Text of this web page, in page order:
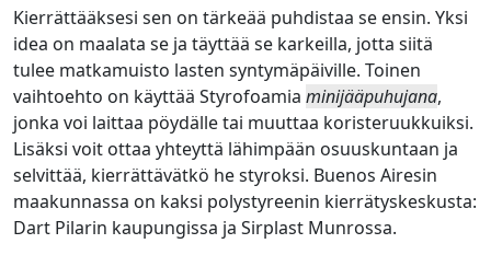
Kierrättääksesi sen on tärkeää puhdistaa se ensin. Yksi
idea on maalata se ja täyttää se karkeilla, jotta siitä
tulee matkamuisto lasten syntymäpäiville. Toinen
vaihtoehto on käyttää Styrofoamia minijääpuhujana,
jonka voi laittaa pöydälle tai muuttaa koristeruukkuiksi.
Lisäksi voit ottaa yhteyttä lähimpään osuuskuntaan ja
selvittää, kierrättävätkö he styroksi. Buenos Airesin
maakunnassa on kaksi polystyreenin kierrätyskeskusta:
Dart Pilarin kaupungissa ja Sirplast Munrossa.